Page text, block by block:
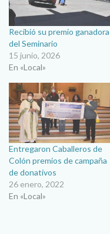
Recibió su premio ganadora
del Seminario
15 junio, 2026
En «Local»
Entregaron Caballeros de
Colón premios de campaña
de donativos
26 enero, 2022
En «Local»